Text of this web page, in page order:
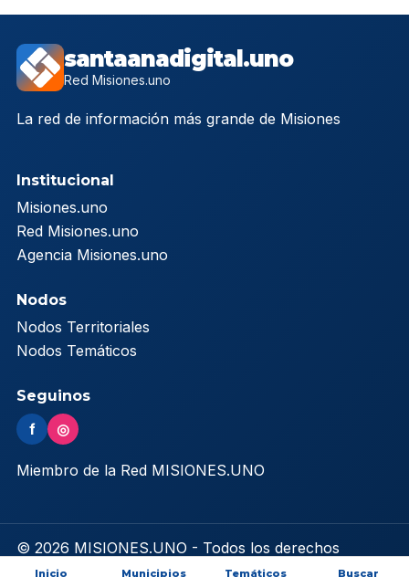
santaanadigital.uno
Red Misiones.uno
La red de información más grande de Misiones
Institucional
Misiones.uno
Red Misiones.uno
Agencia Misiones.uno
Nodos
Nodos Territoriales
Nodos Temáticos
Seguinos
f ◎
Miembro de la Red MISIONES.UNO
© 2026 MISIONES.UNO - Todos los derechos
reservados
Inicio Municipios Temáticos Buscar